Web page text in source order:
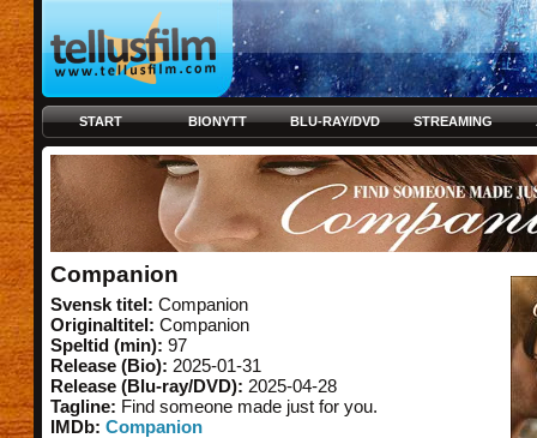
START BIONYTT BLU-RAY/DVD STREAMING
Companion
Svensk titel: Companion
Originaltitel: Companion
Speltid (min): 97
Release (Bio): 2025-01-31
Release (Blu-ray/DVD): 2025-04-28
Tagline: Find someone made just for you.
IMDb: Companion